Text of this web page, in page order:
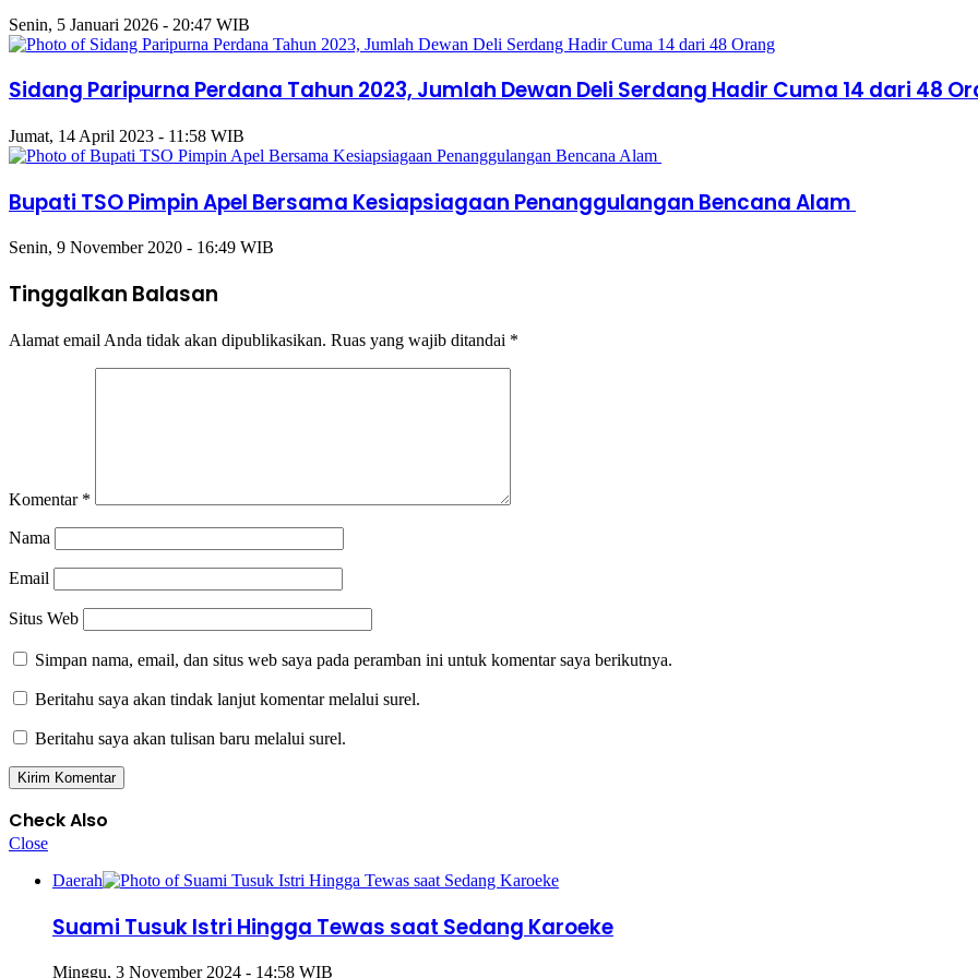
Senin, 5 Januari 2026 - 20:47 WIB
Sidang Paripurna Perdana Tahun 2023, Jumlah Dewan Deli Serdang Hadir Cuma 14 dari 48
Jumat, 14 April 2023 - 11:58 WIB
Bupati TSO Pimpin Apel Bersama Kesiapsiagaan Penanggulangan Bencana Alam
Senin, 9 November 2020 - 16:49 WIB
Tinggalkan Balasan
Alamat email Anda tidak akan dipublikasikan. Ruas yang wajib ditandai *
Komentar *
Nama
Email
Situs Web
Simpan nama, email, dan situs web saya pada peramban ini untuk komentar saya berikutnya.
Beritahu saya akan tindak lanjut komentar melalui surel.
Beritahu saya akan tulisan baru melalui surel.
Check Also
Close
Daerah
Suami Tusuk Istri Hingga Tewas saat Sedang Karoeke
Minggu, 3 November 2024 - 14:58 WIB